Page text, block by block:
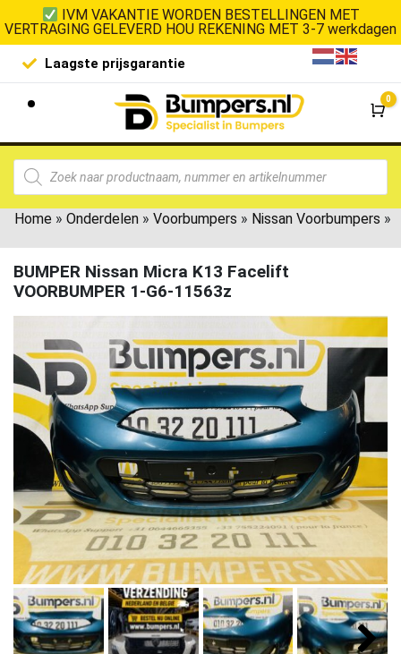
IVM VAKANTIE WORDEN BESTELLINGEN MET
VERTRAGING GELEVERD HOU REKENING MET 3-7 werkdagen
Laagste prijsgarantie De
0
Home » Onderdelen » Voorbumpers » Nissan Voorbumpers »
BUMPER Nissan Micra K13 Facelift
VOORBUMPER 1-G6-11563z